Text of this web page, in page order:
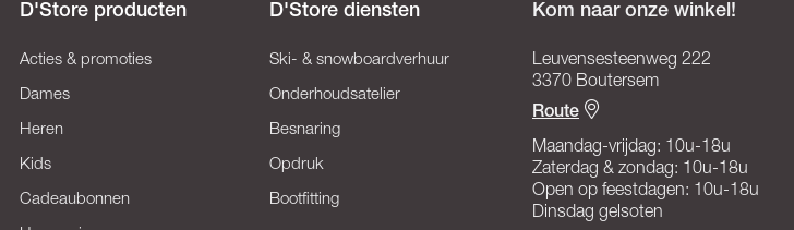
D'Store producten
Acties & promoties
Dames
Heren
Kids
Cadeaubonnen
D'Store diensten
Ski- & snowboardverhuur
Onderhoudsatelier
Besnaring
Opdruk
Bootfitting
Kom naar onze winkel!
Leuvensesteenweg 222
3370 Boutersem
Route
Maandag-vrijdag: 10u-18u
Zaterdag & zondag: 10u-18u
Open op feestdagen: 10u-18u
Dinsdag gelsoten